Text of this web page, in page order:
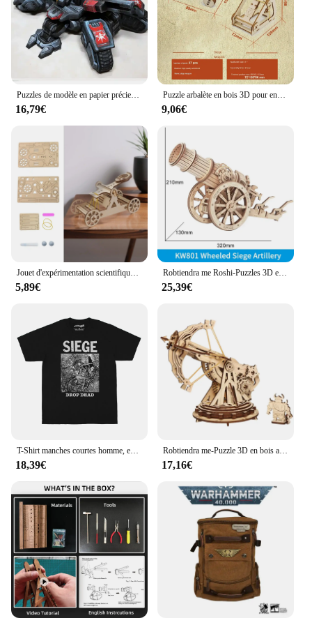
features, these chairs and stools are a must-have for
any bathroom looking to elevate its functionality
and style.
Puzzles de modèle en papier précieux fait à la main, jouet bricolage, StarCraft 2 Terran Human the Nina io Siege, 11cm = 4 "de haut
16,79€
Puzzle arbalète en bois 3D pour enfants et adultes, kits de blocs de construction, jeux de société de guerre lancables, modèles de jouets, cadeau de bricolage, 1/72
9,06€
Jouet d'expérimentation scientifique, dispositif de siège de catapulte bricolage pour étudiants, enfants de 3 ans et plus
5,89€
Robtiendra me Roshi-Puzzles 3D en Bois pour Enfant et Adulte, Jouet Type Canon, Catapulte, Modèle STEM, Projets
25,39€
T-Shirt manches courtes homme, en coton, avec fréquence de chute, groupe Punk Grindcore, Spazz Heresy, Electro HipMED
18,39€
Robtiendra me-Puzzle 3D en bois avec armes de siège médiéval, jeu d'assemblage, jouet de stratégie de guerre, cadeau pour enfants, adolescents et adultes, KW401, KW801
17,16€